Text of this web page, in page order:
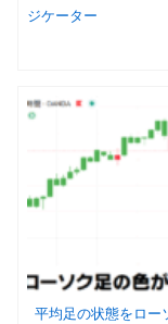
ジケーター
平均足の状態をロー